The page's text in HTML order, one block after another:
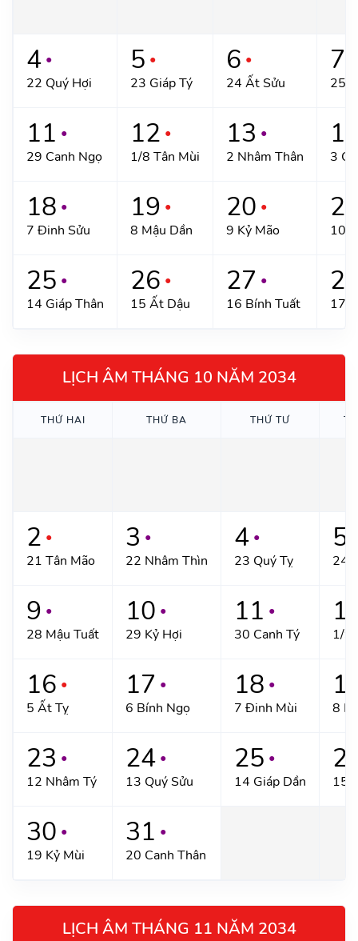
4 ●
22 Quý Hợi
5 ●
23 Giáp Tý
6 ●
24 Ất Sửu
7
25
11 ●
29 Canh Ngọ
12 ●
1/8 Tân Mùi
13 ●
2 Nhâm Thân 3
18 ●
7 Đinh Sửu
19 ●
8 Mậu Dần
20 ●
9 Kỷ Mão 10
25 ●
14 Giáp Thân
26 ●
15 Ất Dậu
27 ●
16 Bính Tuất 17
LỊCH ÂM THÁNG 10 NĂM 2034
THỨ HAI THỨ BA THỨ TƯ
2 ●
21 Tân Mão
3 ●
22 Nhâm Thìn
4 ●
23 Quý Tỵ
5
24
9 ●
28 Mậu Tuất
10 ●
29 Kỷ Hợi
11 ●
30 Canh Tý 1/9
16 ●
5 Ất Tỵ
17 ●
6 Bính Ngọ
18 ●
7 Đinh Mùi 8
23 ●
12 Nhâm Tý
24 ●
13 Quý Sửu
25 ●
14 Giáp Dần 15
30 ●
19 Kỷ Mùi
31 ●
20 Canh Thân
LỊCH ÂM THÁNG 11 NĂM 2034